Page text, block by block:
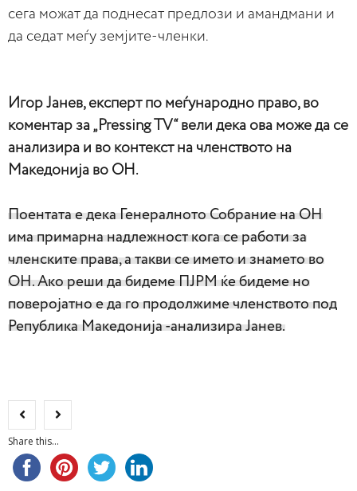
сега можат да поднесат предлози и амандмани и
да седат меѓу земјите-членки.
Игор Јанев, експерт по меѓународно право, во
коментар за „Pressing TV“ вели дека ова може да се
анализира и во контекст на членството на
Македонија во ОН.
Поентата е дека Генералното Собрание на ОН
има примарна надлежност кога се работи за
членските права, а такви се името и знамето во
ОН. Ако реши да бидеме ПЈРМ ќе бидеме но
поверојатно е да го продолжиме членството под
Република Македонија -анализира Јанев.
Share this...